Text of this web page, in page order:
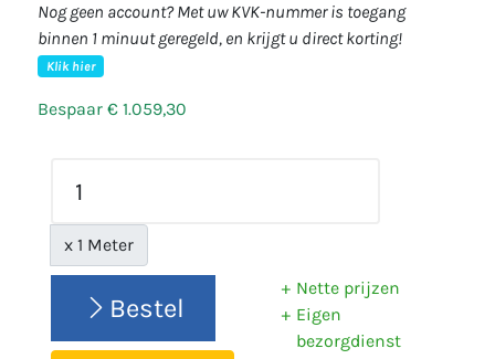
Nog geen account? Met uw KVK-nummer is toegang
binnen 1 minuut geregeld, en krijgt u direct korting!
Klik hier
Bespaar € 1.059,30
x 1 Meter
Bestel
Nette prijzen
Eigen
bezorgdienst